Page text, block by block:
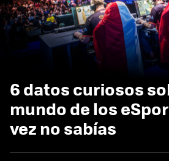
6 datos curiosos
mundo de los
vez no sabías